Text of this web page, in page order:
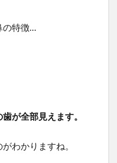
特徴…
が全部見えます。
がわかりますね。